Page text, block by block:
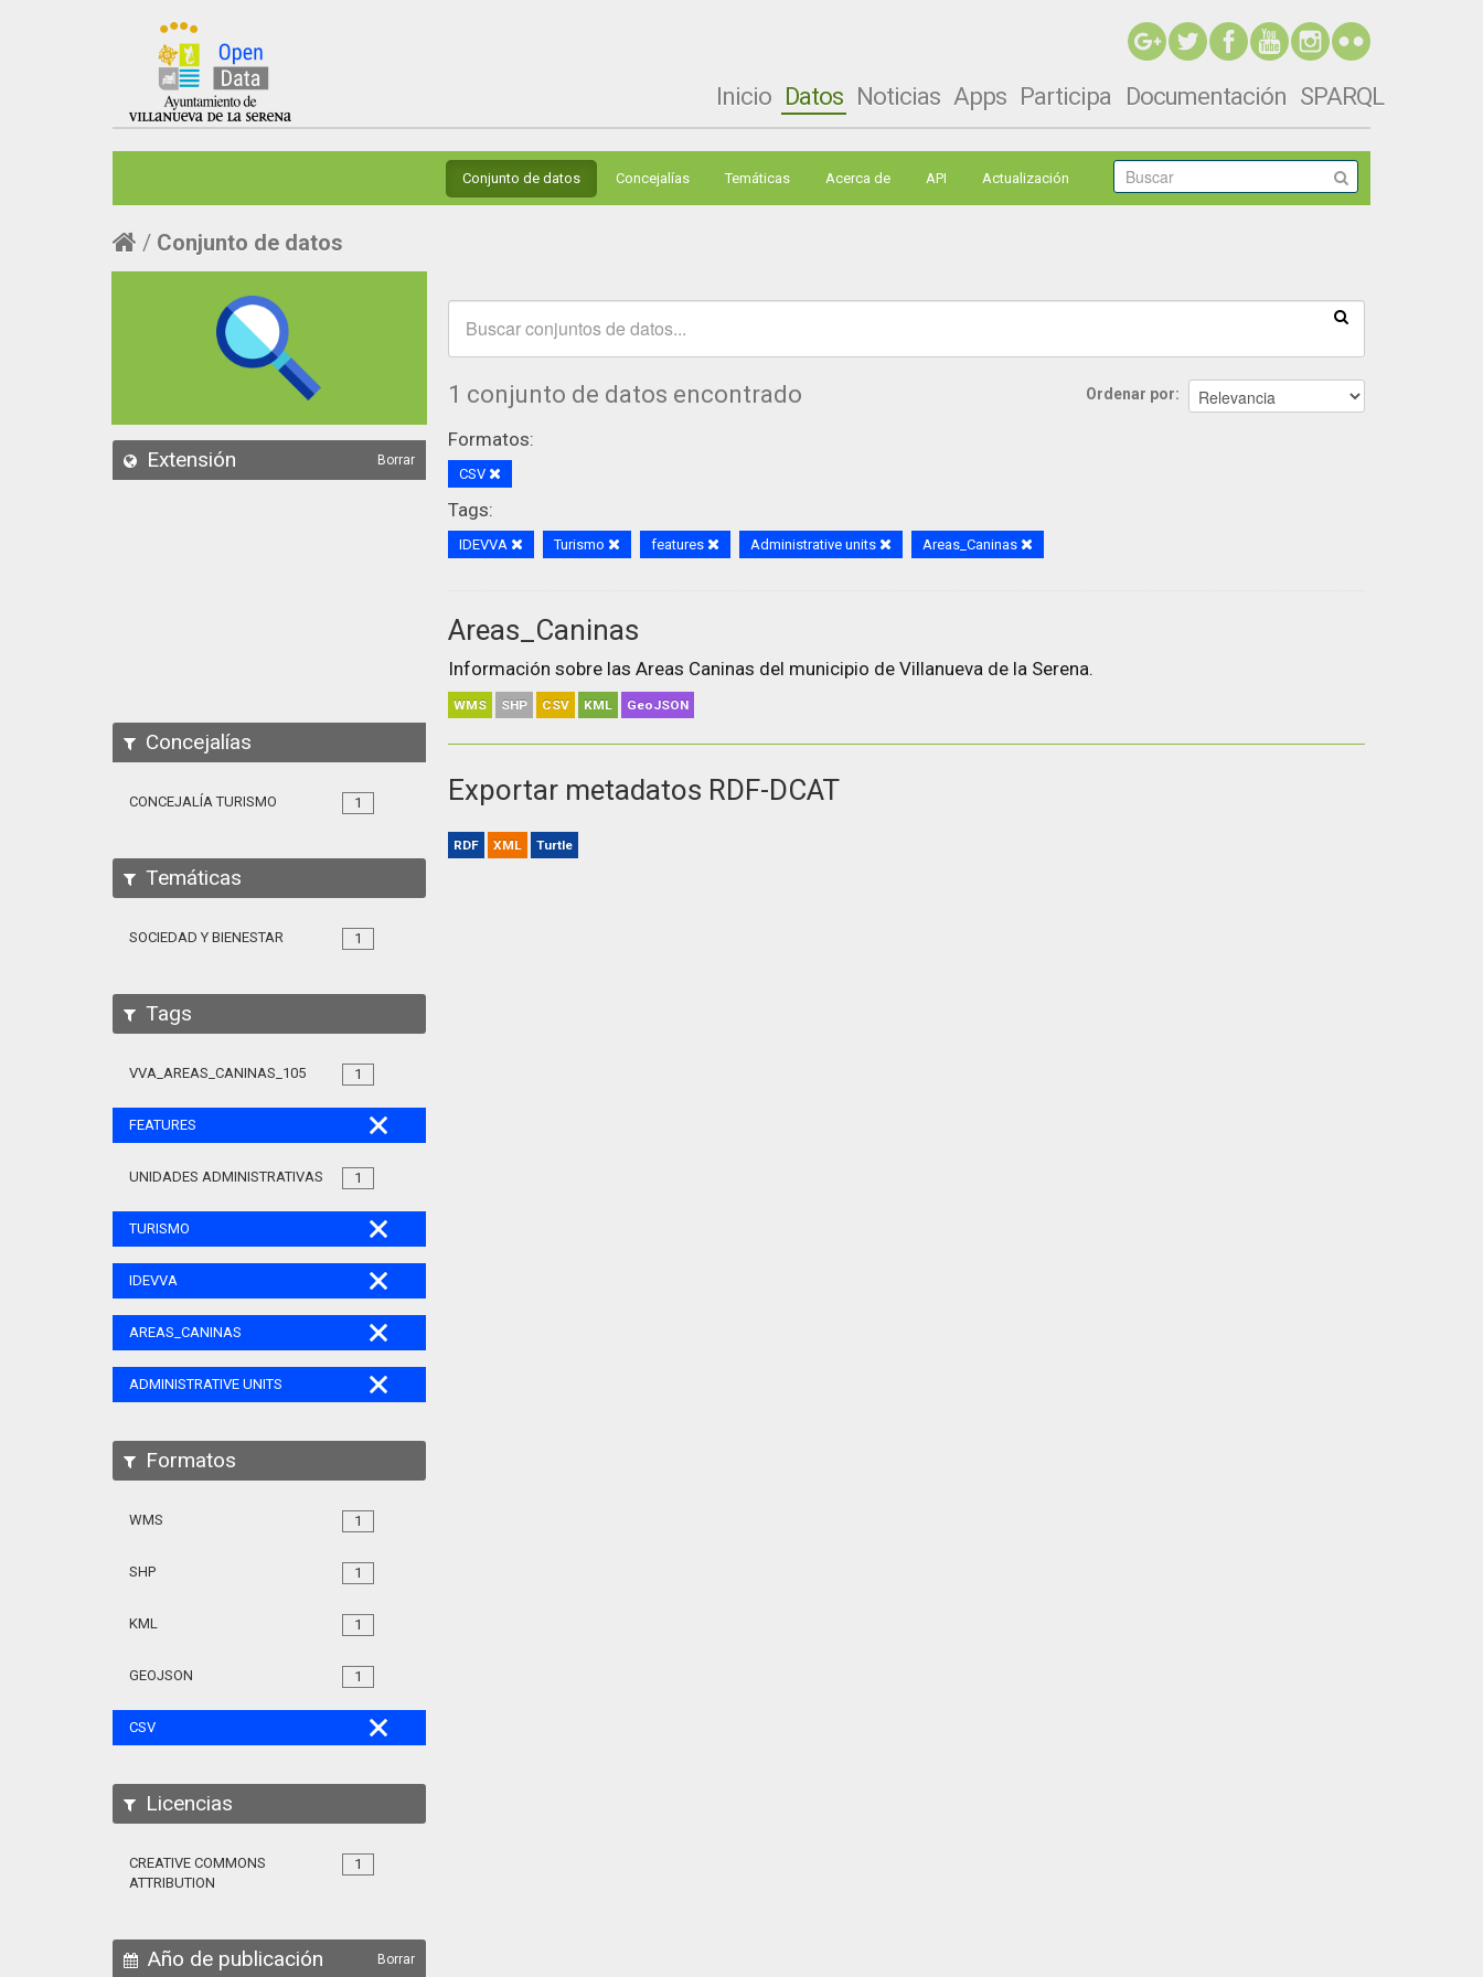
Inicio Datos Noticias Apps Participa Documentación SPARQL
Conjunto de datos Concejalías Temáticas Acerca de API Actualización
Conjunto de datos
Extensión Borrar
Concejalías
1
CONCEJALÍA TURISMO
Temáticas
1
SOCIEDAD Y BIENESTAR
Tags
1
VVA_AREAS_CANINAS_105
FEATURES
1
UNIDADES ADMINISTRATIVAS
TURISMO
IDEVVA
AREAS_CANINAS
ADMINISTRATIVE UNITS
Formatos
1
WMS
1
SHP
1
KML
1
GEOJSON
CSV
Licencias
1
CREATIVE COMMONS
ATTRIBUTION
Año de publicación Borrar
Ordenar por
1 conjunto de datos encontrado
Formatos:
CSV
Tags:
IDEVVA Turismo features Administrative units Areas_Caninas
Areas_Caninas
Información sobre las Areas Caninas del municipio de Villanueva de la Serena.
WMS SHP CSV KML GeoJSON
Exportar metadatos RDF-DCAT
RDF XML Turtle